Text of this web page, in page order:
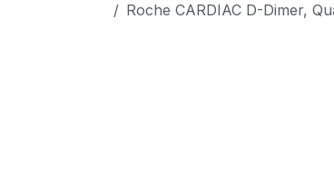
Roche CARDIAC D-Dimer,